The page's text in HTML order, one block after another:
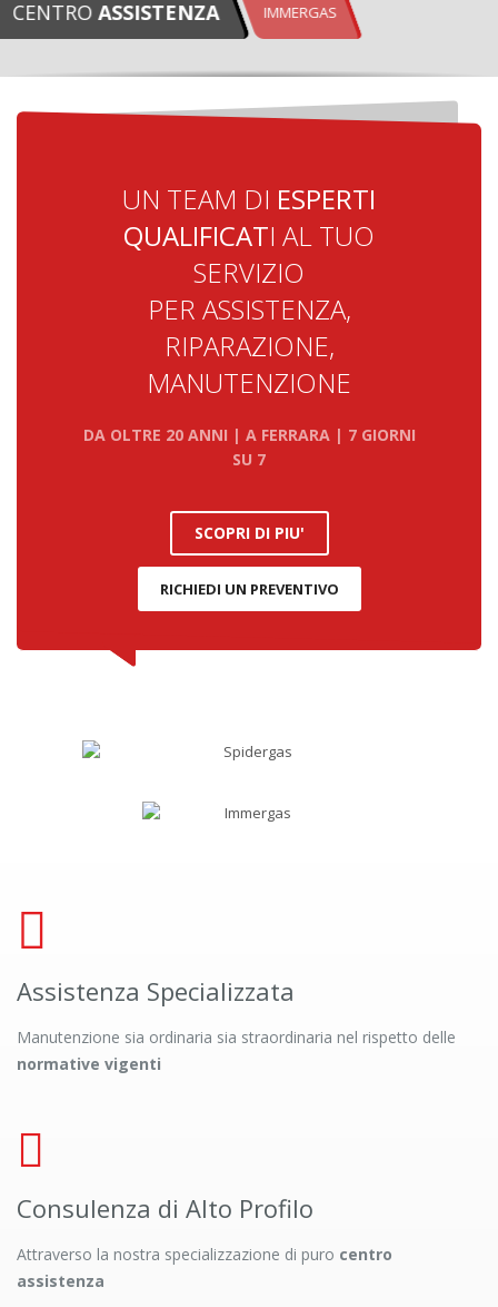
CENTROASSISTENZA IMMERGAS
UN TEAM DI ESPERTI
QUALIFICATI AL TUO
SERVIZIO
PER ASSISTENZA,
RIPARAZIONE,
MANUTENZIONE
DA OLTRE 20 ANNI | A FERRARA | 7 GIORNI
SU 7
SCOPRI DI PIU'
RICHIEDI UN PREVENTIVO
Assistenza Specializzata
Manutenzione sia ordinaria sia straordinaria nel rispetto delle
normative vigenti
Consulenza di Alto Profilo
Attraverso la nostra specializzazione di puro centro
assistenza